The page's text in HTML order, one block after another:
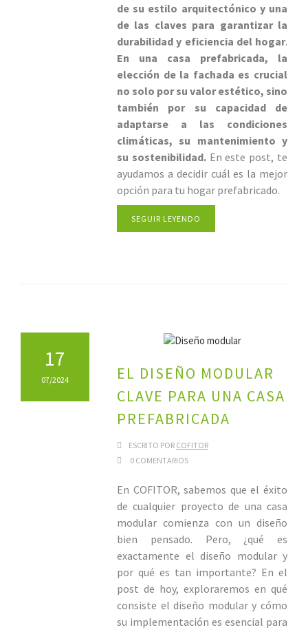
de su estilo arquitectónico y una
de las claves para garantizar la
durabilidad y eficiencia del hogar.
En una casa prefabricada, la
elección de la fachada es crucial
no solo por su valor estético, sino
también por su capacidad de
adaptarse a las condiciones
climáticas, su mantenimiento y
su sostenibilidad. En este post, te
ayudamos a decidir cuál es la mejor
opción para tu hogar prefabricado.
SEGUIR LEYENDO
17
07/2024
EL DISEÑO MODULAR
CLAVE PARA UNA CASA
PREFABRICADA
ESCRITO POR COFITOR
0 COMENTARIOS
En COFITOR, sabemos que el éxito
de cualquier proyecto de una casa
modular comienza con un diseño
bien pensado. Pero, ¿qué es
exactamente el diseño modular y
por qué es tan importante? En el
post de hoy, exploraremos en qué
consiste el diseño modular y cómo
su implementación es esencial para